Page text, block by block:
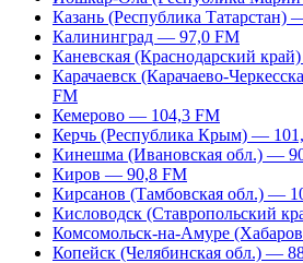
Казань (Республика Татарстан)
Калининград — 97,0 FM
Каневская (Краснодарский
Карачаевск (Карачаево-
FM
Кемерово — 104,3 FM
Керчь (Республика Крым) —
Кинешма (Ивановская обл.) —
Киров — 90,8 FM
Кирсанов (Тамбовская обл.) —
Кисловодск (Ставропольский
Комсомольск-на-Амуре
Копейск (Челябинская обл.) —